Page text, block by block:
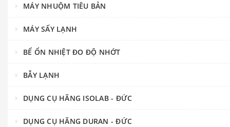
MÁY NHUỘM TIÊU BẢN
MÁY SẤY LẠNH
BỂ ỔN NHIỆT ĐO ĐỘ NHỚT
BẪY LẠNH
DỤNG CỤ HÃNG ISOLAB - ĐỨC
DỤNG CỤ HÃNG DURAN - ĐỨC